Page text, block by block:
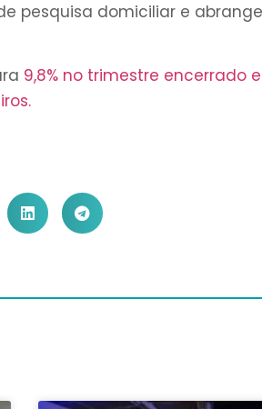
pesquisa domiciliar e
9,8% no trimestre encerrado